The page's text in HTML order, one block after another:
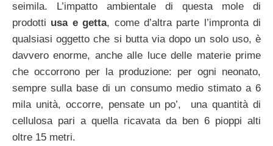
seimila. L’impatto ambientale di questa mole di
prodotti usa e getta, come d’altra parte l’impronta di
qualsiasi oggetto che si butta via dopo un solo uso, è
davvero enorme, anche alle luce delle materie prime
che occorrono per la produzione: per ogni neonato,
sempre sulla base di un consumo medio stimato a 6
mila unità, occorre, pensate un po’, una quantità di
cellulosa pari a quella ricavata da ben 6 pioppi alti
oltre 15 metri.